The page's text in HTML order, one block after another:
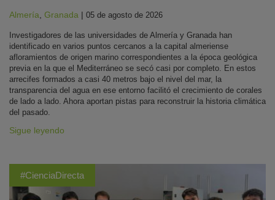
Almería, Granada | 05 de agosto de 2026
Investigadores de las universidades de Almería y Granada han
identificado en varios puntos cercanos a la capital almeriense
afloramientos de origen marino correspondientes a la época geológica
previa en la que el Mediterráneo se secó casi por completo. En estos
arrecifes formados a casi 40 metros bajo el nivel del mar, la
transparencia del agua en ese entorno facilitó el crecimiento de corales
de lado a lado. Ahora aportan pistas para reconstruir la historia climática
del pasado.
Sigue leyendo
#CienciaDirecta